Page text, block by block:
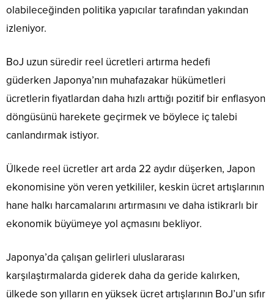
olabileceğinden politika yapıcılar tarafından yakından
izleniyor.
BoJ uzun süredir reel ücretleri artırma hedefi
güderken Japonya’nın muhafazakar hükümetleri
ücretlerin fiyatlardan daha hızlı arttığı pozitif bir enflasyon
döngüsünü harekete geçirmek ve böylece iç talebi
canlandırmak istiyor.
Ülkede reel ücretler art arda 22 aydır düşerken, Japon
ekonomisine yön veren yetkililer, keskin ücret artışlarının
hane halkı harcamalarını artırmasını ve daha istikrarlı bir
ekonomik büyümeye yol açmasını bekliyor.
Japonya’da çalışan gelirleri uluslararası
karşılaştırmalarda giderek daha da geride kalırken,
ülkede son yılların en yüksek ücret artışlarının BoJ’un sıfır